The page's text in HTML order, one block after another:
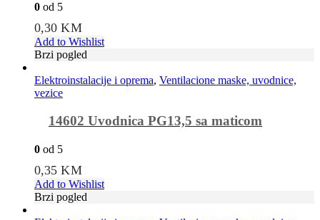
0 od 5
0,30KM
Add to Wishlist
Brzi pogled
Elektroinstalacije i oprema, Ventilacione maske, uvodnice,
vezice
14602 Uvodnica PG13,5 sa maticom
0 od 5
0,35KM
Add to Wishlist
Brzi pogled